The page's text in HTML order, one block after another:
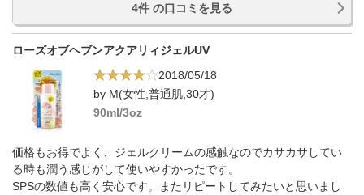
4件 の口コミを見る
ローズオブヘブンアクアリィジェルUV
2018/05/18
by M(女性,普通肌,30才)
90ml/3oz
価格もお得でよく、ジェルクリームの感触なのでカサカサしてい
る時も潤う感じがして使いやすかったです。
SPSの数値も高く安心です。またリピートしてみたいと思いまし